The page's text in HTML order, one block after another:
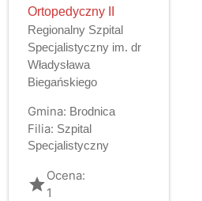
Ortopedyczny II
Regionalny Szpital
Specjalistyczny im. dr
Władysława
Biegańskiego
Gmina: Brodnica
Filia: Szpital
Specjalistyczny
gradeOcena:
1